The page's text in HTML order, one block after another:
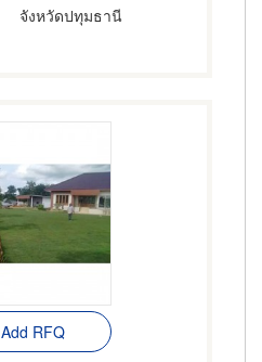
จังหวัดปทุมธานี
Add RFQ